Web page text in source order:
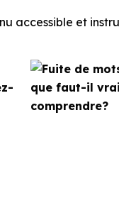
accessible et